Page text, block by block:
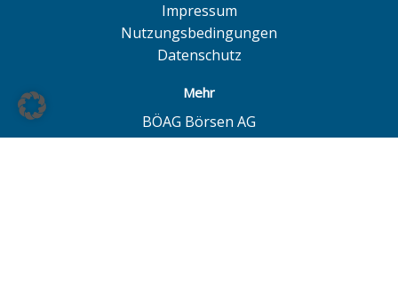
Impressum
Nutzungsbedingungen
Datenschutz
Mehr
BÖAG Börsen AG
Börse Hamburg